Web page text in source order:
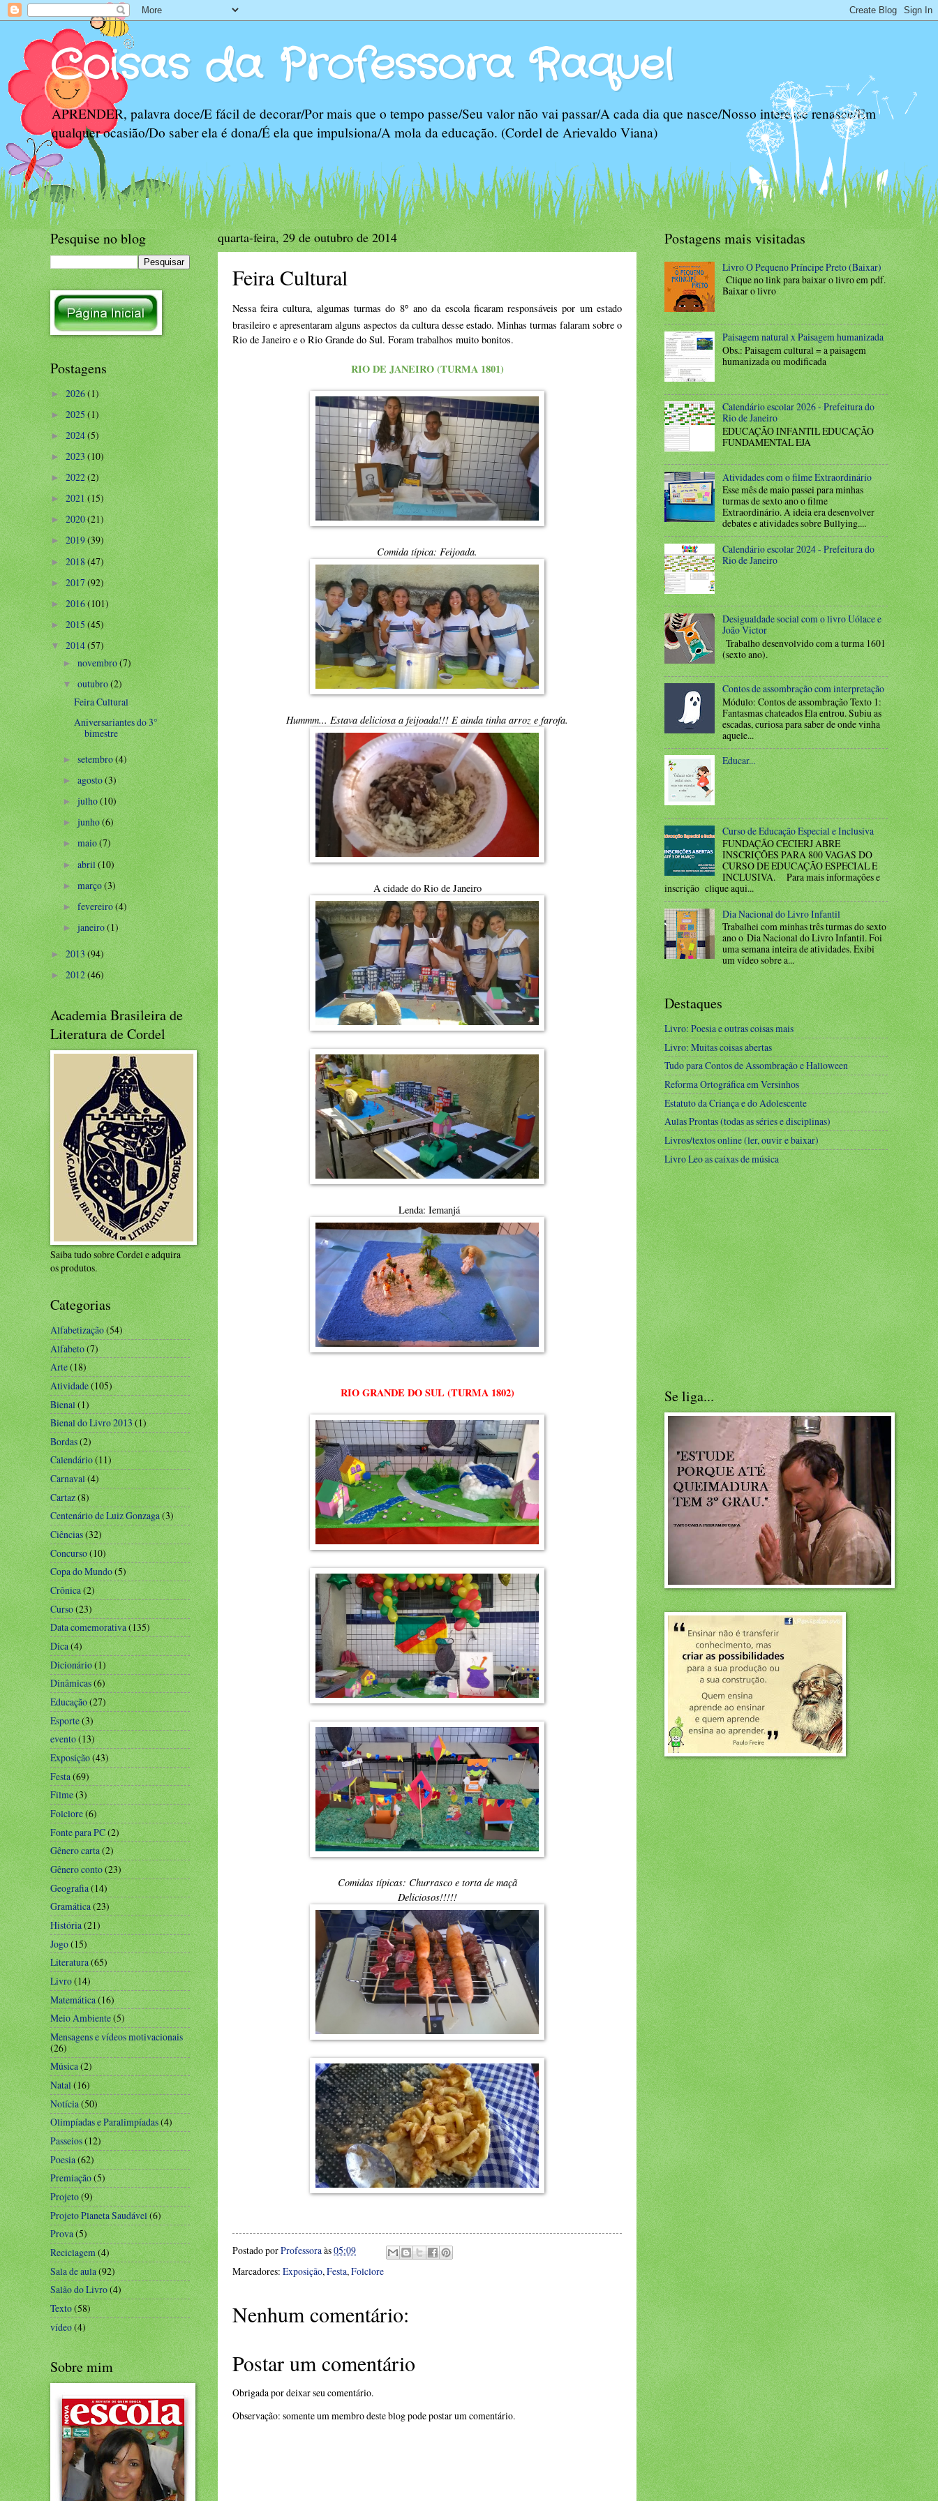
Coisas da Professora Raquel
APRENDER, palavra doce/E fácil de decorar/Por mais que o tempo passe/Seu valor não vai passar/A cada dia que nasce/Nosso interesse renasce/Em
qualquer ocasião/Do saber ela é dona/É ela que impulsiona/A mola da educação. (Cordel de Arievaldo Viana)
quarta-feira, 29 de outubro de 2014
Feira Cultural
Nessa feira cultura, algumas turmas do 8°ano da escola ficaram responsáveis por um estado
brasileiro e apresentaram alguns aspectos da cultura desse estado. Minhas turmas falaram sobre o
Rio de Janeiro e o Rio Grande do Sul. Foram trabalhos muito bonitos.
RIO DE JANEIRO (TURMA 1801)
Comida típica: Feijoada.
Hummm... Estava deliciosa a feijoada!!! E ainda tinha arroz e farofa.
A cidade do Rio de Janeiro
Lenda: Iemanjá
RIO GRANDE DO SUL (TURMA 1802)
Comidas típicas: Churrasco e torta de maçã
Deliciosos!!!!!
Postado porProfessoraàs05:09
Marcadores: Exposição, Festa, Folclore
Nenhum comentário:
Postar um comentário
Obrigada por deixar seu comentário.
Observação: somente um membro deste blog pode postar um comentário.
Pesquise no blog
Postagens
►2026(1)
►2025(1)
►2024(5)
►2023(10)
►2022(2)
►2021(15)
►2020(21)
►2019(39)
►2018(47)
► 2017(92)
►2016(101)
►2015(45)
▼2014(57)
►novembro(7)
▼outubro(2)
Feira Cultural
Aniversariantes do 3°
bimestre
►setembro(4)
►agosto(3)
►julho(10)
►junho(6)
►maio(7)
►abril(10)
►março(3)
►fevereiro(4)
►janeiro(1)
►2013(94)
►2012(46)
Academia Brasileira de
Literatura de Cordel
Saiba tudo sobre Cordel e adquira
os produtos.
Categorias
Alfabetização(54)
Alfabeto(7)
Arte(18)
Atividade(105)
Bienal (1)
Bienal do Livro 2013(1)
Bordas(2)
Calendário(11)
Carnaval(4)
Cartaz(8)
Centenário de Luiz Gonzaga(3)
Ciências(32)
Concurso(10)
Copa do Mundo(5)
Crônica(2)
Curso(23)
Data comemorativa(135)
Dica(4)
Dicionário(1)
Dinâmicas(6)
Educação(27)
Esporte(3)
evento(13)
Exposição(43)
Festa(69)
Filme(3)
Folclore(6)
Fonte para PC(2)
Gênero carta(2)
Gênero conto(23)
Geografia(14)
Gramática(23)
História(21)
Jogo(15)
Literatura(65)
Livro(14)
Matemática(16)
Meio Ambiente(5)
Mensagens e vídeos motivacionais
(26)
Música(2)
Natal(16)
Notícia(50)
Olimpíadas e Paralimpíadas(4)
Passeios(12)
Poesia(62)
Premiação(5)
Projeto(9)
Projeto Planeta Saudável(6)
Prova(5)
Reciclagem(4)
Sala de aula(92)
Salão do Livro(4)
Texto(58)
vídeo(4)
Sobre mim
Postagens mais visitadas
Livro O Pequeno Príncipe Preto (Baixar)
Clique no link para baixar o livro em pdf.
Baixar o livro
Paisagem natural x Paisagem humanizada
Obs.: Paisagem cultural = a paisagem
humanizada ou modificada
Calendário escolar 2026 - Prefeitura do
Rio de Janeiro
EDUCAÇÃO INFANTIL EDUCAÇÃO
FUNDAMENTAL EJA
Atividades com o filme Extraordinário
Esse mês de maio passei para minhas
turmas de sexto ano o filme
Extraordinário. A ideia era desenvolver
debates e atividades sobre Bullying....
Calendário escolar 2024 - Prefeitura do
Rio de Janeiro
Desigualdade social com o livro Uólace e
João Victor
Trabalho desenvolvido com a turma 1601
(sexto ano).
Contos de assombração com interpretação
Módulo: Contos de assombração Texto 1:
Fantasmas chateados Ela entrou. Subiu as
escadas, curiosa para saber de onde vinha
aquele...
Educar...
Curso de Educação Especial e Inclusiva
FUNDAÇÃO CECIERJ ABRE
INSCRIÇÕES PARA 800 VAGAS DO
CURSO DE EDUCAÇÃO ESPECIAL E
INCLUSIVA. Para mais informações e
inscrição clique aqui...
Dia Nacional do Livro Infantil
Trabalhei com minhas três turmas do sexto
ano o Dia Nacional do Livro Infantil. Foi
uma semana inteira de atividades. Exibi
um vídeo sobre a...
Destaques
Livro: Poesia e outras coisas mais
Livro: Muitas coisas abertas
Tudo para Contos de Assombração e Halloween
Reforma Ortográfica em Versinhos
Estatuto da Criança e do Adolescente
Aulas Prontas (todas as séries e disciplinas)
Livros/textos online (ler, ouvir e baixar)
Livro Leo as caixas de música
Se liga...